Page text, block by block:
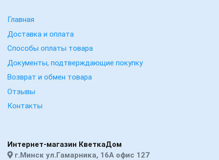
Главная
Доставка и оплата
Способы оплаты товара
Документы, подтверждающие покупку
Возврат и обмен товара
Отзывы
Контакты
Интернет-магазин КветкаДом
г.Минск ул.Гамарника, 16А офис 127